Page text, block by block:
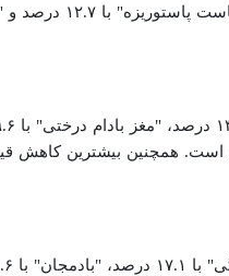
"تخم مرغ ماشینی" با ۴۸.۶ درصد، "پنیر
با ۸.۵ درصد، "مغز گردو" با ۸.۲ درصد و "پسته" با ۷.۸ درصد است.